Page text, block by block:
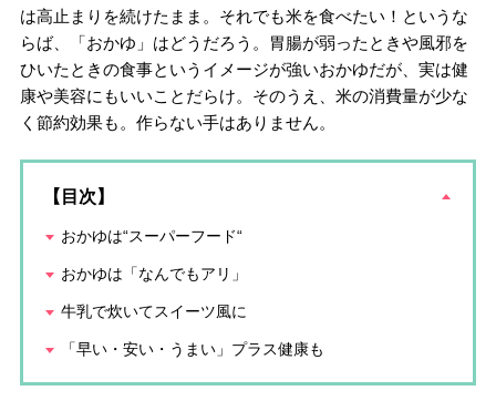
は高止まりを続けたまま。それでも米を食べたい！というな
らば、「おかゆ」はどうだろう。胃腸が弱ったときや風邪を
ひいたときの食事というイメージが強いおかゆだが、実は健
康や美容にもいいことだらけ。そのうえ、米の消費量が少な
く節約効果も。作らない手はありません。
【目次】
おかゆは“スーパーフード“
おかゆは「なんでもアリ」
牛乳で炊いてスイーツ風に
「早い・安い・うまい」プラス健康も